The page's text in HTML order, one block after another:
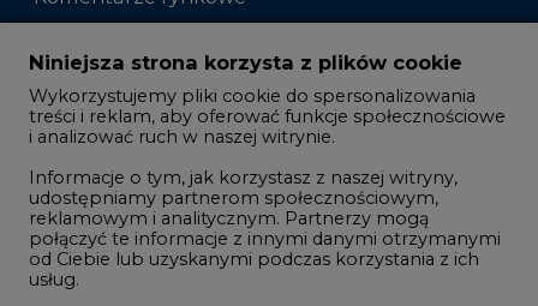
Zmiany kadrowe na rynku
Studio CIRE
Rozmowy o energetyce
Gospodarka
Geopolityka
LTE450
Niniejsza strona korzysta z plików cookie
Wykorzystujemy pliki cookie do spersonalizowania
treści i reklam, aby oferować funkcje społecznościowe
i analizować ruch w naszej witrynie.
Informacje o tym, jak korzystasz z naszej witryny,
udostępniamy partnerom społecznościowym,
reklamowym i analitycznym. Partnerzy mogą
połączyć te informacje z innymi danymi otrzymanymi
od Ciebie lub uzyskanymi podczas korzystania z ich
usług.